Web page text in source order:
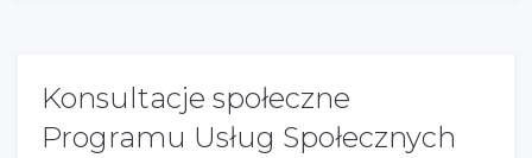
Konsultacje społeczne
Programu Usług Społecznych